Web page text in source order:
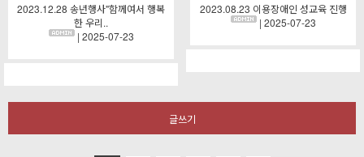
2023.12.28 송년행사"함께여서 행복
한 우리..
| 2025-07-23
2023.08.23 이용장애인 성교육 진행
| 2025-07-23
글쓰기